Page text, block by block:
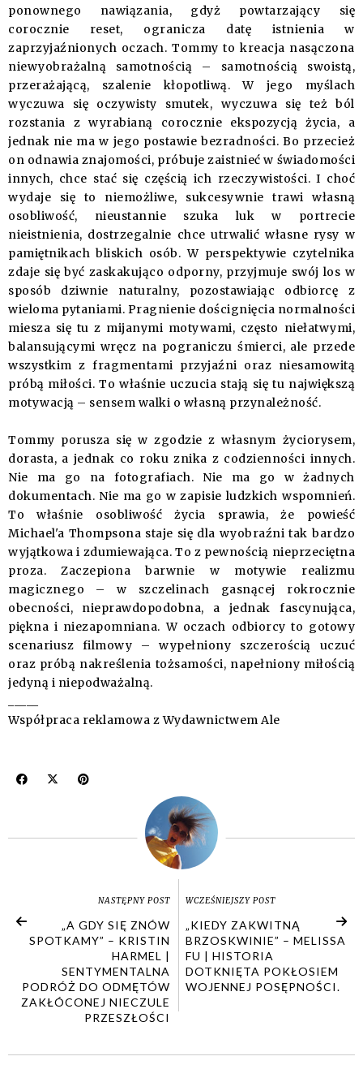
ponownego nawiązania, gdyż powtarzający się
corocznie reset, ogranicza datę istnienia w
zaprzyjaźnionych oczach. Tommy to kreacja nasączona
niewyobrażalną samotnością – samotnością swoistą,
przerażającą, szalenie kłopotliwą. W jego myślach
wyczuwa się oczywisty smutek, wyczuwa się też ból
rozstania z wyrabianą corocznie ekspozycją życia, a
jednak nie ma w jego postawie bezradności. Bo przecież
on odnawia znajomości, próbuje zaistnieć w świadomości
innych, chce stać się częścią ich rzeczywistości. I choć
wydaje się to niemożliwe, sukcesywnie trawi własną
osobliwość, nieustannie szuka luk w portrecie
nieistnienia, dostrzegalnie chce utrwalić własne rysy w
pamiętnikach bliskich osób. W perspektywie czytelnika
zdaje się być zaskakująco odporny, przyjmuje swój los w
sposób dziwnie naturalny, pozostawiając odbiorcę z
wieloma pytaniami. Pragnienie doścignięcia normalności
miesza się tu z mijanymi motywami, często niełatwymi,
balansującymi wręcz na pograniczu śmierci, ale przede
wszystkim z fragmentami przyjaźni oraz niesamowitą
próbą miłości. To właśnie uczucia stają się tu największą
motywacją – sensem walki o własną przynależność.
Tommy porusza się w zgodzie z własnym życiorysem,
dorasta, a jednak co roku znika z codzienności innych.
Nie ma go na fotografiach. Nie ma go w żadnych
dokumentach. Nie ma go w zapisie ludzkich wspomnień.
To właśnie osobliwość życia sprawia, że powieść
Michael'a Thompsona staje się dla wyobraźni tak bardzo
wyjątkowa i zdumiewająca. To z pewnością nieprzeciętna
proza. Zaczepiona barwnie w motywie realizmu
magicznego – w szczelinach gasnącej rokrocznie
obecności, nieprawdopodobna, a jednak fascynująca,
piękna i niezapomniana. W oczach odbiorcy to gotowy
scenariusz filmowy – wypełniony szczerością uczuć
oraz próbą nakreślenia tożsamości, napełniony miłością
jedyną i niepodważalną.
Współpraca reklamowa z Wydawnictwem Ale
NASTĘPNY POST
„A GDY SIĘ ZNÓW
SPOTKAMY” – KRISTIN
HARMEL |
SENTYMENTALNA
PODRÓŻ DO ODMĘTÓW
ZAKŁÓCONEJ NIECZULE
PRZESZŁOŚCI
WCZEŚNIEJSZY POST
„KIEDY ZAKWITNĄ
BRZOSKWINIE” – MELISSA
FU | HISTORIA
DOTKNIĘTA POKŁOSIEM
WOJENNEJ POSĘPNOŚCI.